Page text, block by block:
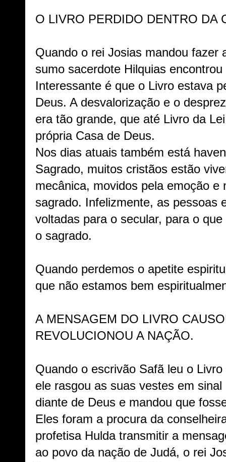
O LIVRO PERDIDO DENTRO DA
Quando o rei Josias mandou fazer
sumo sacerdote Hilquias
Interessante é que o Livro estava
Deus. A desvalorização e o
era tão grande, que até Livro da
própria Casa de Deus.
Nos dias atuais também está
Sagrado, muitos cristãos estão
mecânica, movidos pela emoção e
sagrado. Infelizmente, as pessoas
voltadas para o secular, para o
o sagrado.
Quando perdemos o apetite
que não estamos bem
A MENSAGEM DO LIVRO
REVOLUCIONOU A NAÇÃO.
Quando o escrivão Safã leu o
ele rasgou as suas vestes em
diante de Deus e mandou que
Eles foram a procura da
profetisa Hulda transmitir a
ao povo da nação de Judá, o rei